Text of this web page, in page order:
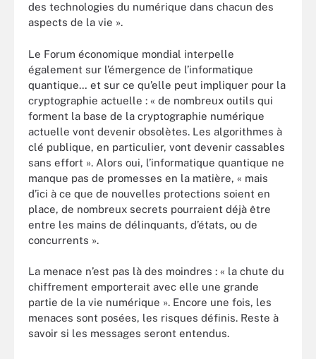
des technologies du numérique dans chacun des
aspects de la vie ».
Le Forum économique mondial interpelle
également sur l’émergence de l’informatique
quantique… et sur ce qu’elle peut impliquer pour la
cryptographie actuelle : « de nombreux outils qui
forment la base de la cryptographie numérique
actuelle vont devenir obsolètes. Les algorithmes à
clé publique, en particulier, vont devenir cassables
sans effort ». Alors oui, l’informatique quantique ne
manque pas de promesses en la matière, « mais
d’ici à ce que de nouvelles protections soient en
place, de nombreux secrets pourraient déjà être
entre les mains de délinquants, d’états, ou de
concurrents ».
La menace n’est pas là des moindres : « la chute du
chiffrement emporterait avec elle une grande
partie de la vie numérique ». Encore une fois, les
menaces sont posées, les risques définis. Reste à
savoir si les messages seront entendus.